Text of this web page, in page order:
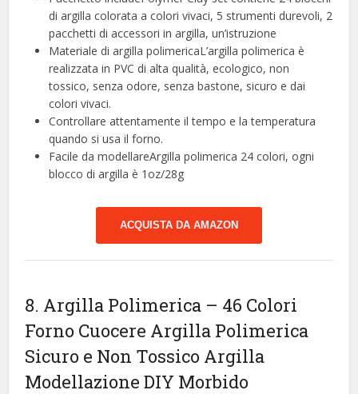
di argilla colorata a colori vivaci, 5 strumenti durevoli, 2
pacchetti di accessori in argilla, un’istruzione
Materiale di argilla polimericaL’argilla polimerica è
realizzata in PVC di alta qualità, ecologico, non
tossico, senza odore, senza bastone, sicuro e dai
colori vivaci.
Controllare attentamente il tempo e la temperatura
quando si usa il forno.
Facile da modellareArgilla polimerica 24 colori, ogni
blocco di argilla è 1oz/28g
ACQUISTA DA AMAZON
8. Argilla Polimerica – 46 Colori
Forno Cuocere Argilla Polimerica
Sicuro e Non Tossico Argilla
Modellazione DIY Morbido